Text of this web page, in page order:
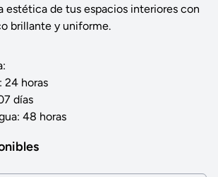
estética de tus espacios interiores con
brillante y uniforme.
24 horas
días
48 horas